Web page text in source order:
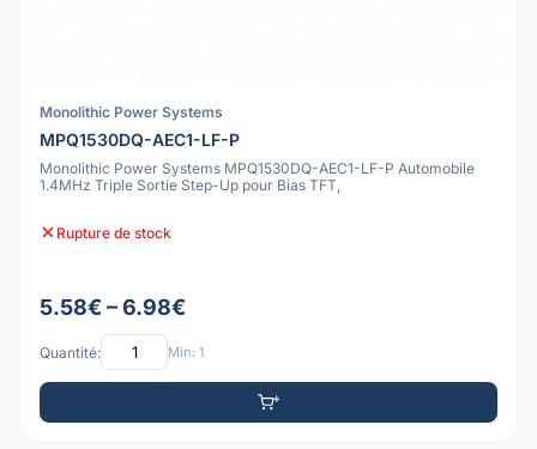
Monolithic Power Systems
MPQ1530DQ-AEC1-LF-P
Monolithic Power Systems MPQ1530DQ-AEC1-LF-P Automobile
1.4MHz Triple Sortie Step-Up pour Bias TFT,
Rupture de stock
5.58€ – 6.98€
Quantité: Min: 1